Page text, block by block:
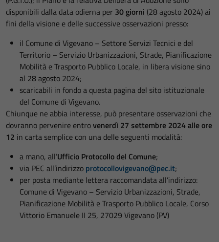
disponibili dalla data odierna per 30 giorni (28 agosto 2024) ai
fini della visione e delle successive osservazioni presso:
il Comune di Vigevano – Settore Servizi Tecnici e del
Territorio – Servizio Urbanizzazioni, Strade, Pianificazione
Mobilità e Trasporto Pubblico Locale, in libera visione sino
al 28 agosto 2024;
scaricabili in fondo a questa pagina del sito istituzionale
del Comune di Vigevano.
Chiunque ne abbia interesse, può presentare osservazioni che
dovranno pervenire entrovenerdì 27 settembre 2024 alle ore
12 in carta semplice con una delle seguenti modalità:
a mano, all’Ufficio Protocollo del Comune;
via PEC all’indirizzo protocollovigevano@pec.it;
per posta mediante lettera raccomandata all’indirizzo:
Comune di Vigevano – Servizio Urbanizzazioni, Strade,
Pianificazione Mobilità e Trasporto Pubblico Locale, Corso
Vittorio Emanuele II 25, 27029 Vigevano (PV)